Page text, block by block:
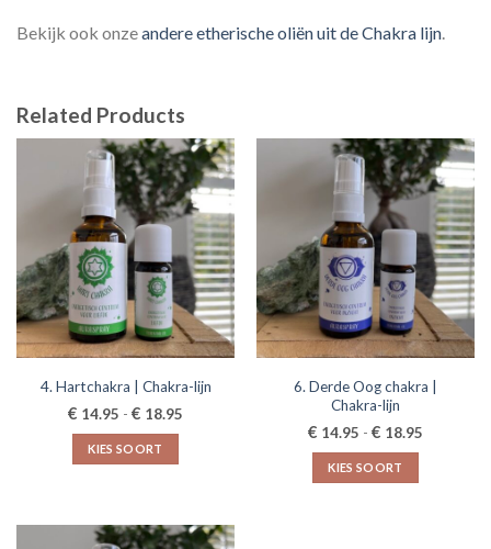
Bekijk ook onzeandere etherische oliën uit de Chakra lijn.
Related Products
4. Hartchakra | Chakra-lijn
€ 14.95 - € 18.95
KIES SOORT
meerdere
6. Derde Oog chakra |
Chakra-lijn
€ 14.95 - € 18.95
KIES SOORT